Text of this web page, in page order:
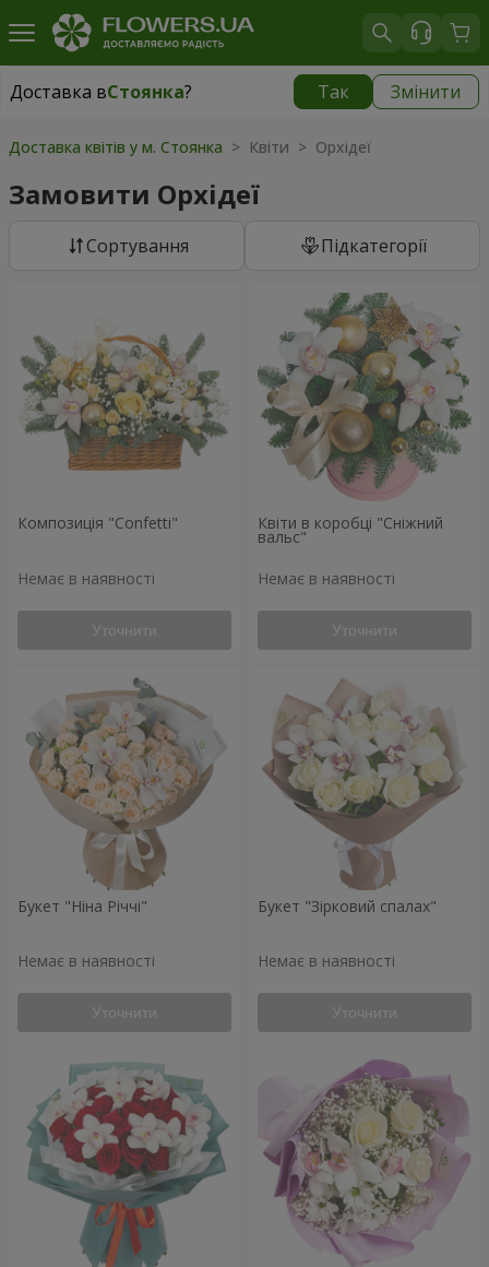
Доставка вСтоянка? Так Змінити
Доставка вСтоянка|
Доставка квітів у м. Стоянка > Квіти > Орхідеї
Замовити Орхідеї
Сортування Підкатегорії
Композиція "Confetti"
Немає в наявності
Уточнити
Квіти в коробці "Сніжний
вальс"
Немає в наявності
Уточнити
Букет "Ніна Річчі"
Немає в наявності
Уточнити
Букет "Зірковий спалах"
Немає в наявності
Уточнити